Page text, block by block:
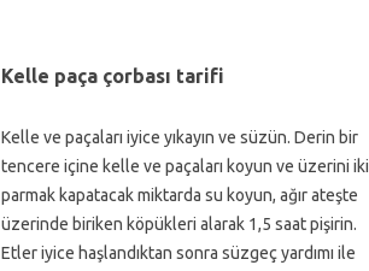
Kelle paça çorbası tarifi
Kelle ve paçaları iyice yıkayın ve süzün. Derin bir
tencere içine kelle ve paçaları koyun ve üzerini iki
parmak kapatacak miktarda su koyun, ağır ateşte
üzerinde biriken köpükleri alarak 1,5 saat pişirin.
Etler iyice haşlandıktan sonra süzgeç yardımı ile